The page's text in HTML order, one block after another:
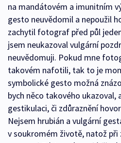
na mandátovém a imunitním
gesto neuvědomil a nepoužil
zachytil fotograf před půl
jsem neukazoval vulgární
neuvědomuji. Pokud mne
takovém nafotili, tak to je
symbolické gesto možná
bych něco takového ukazoval,
gestikulaci, či zdůraznění
Nejsem hrubián a vulgární
v soukromém životě, natož při